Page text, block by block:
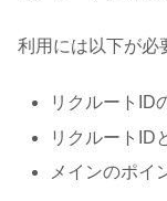
利用には以下が必
リクルートID
リクルートID
メインのポイ